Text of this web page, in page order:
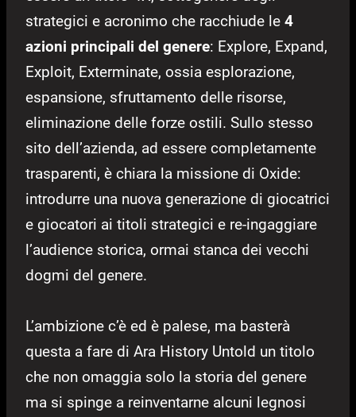
strategici e acronimo che racchiude le 4
azioni principali del genere: Explore, Expand,
Exploit, Exterminate, ossia esplorazione,
espansione, sfruttamento delle risorse,
eliminazione delle forze ostili. Sullo stesso
sito dell’azienda, ad essere completamente
trasparenti, è chiara la missione di Oxide:
introdurre una nuova generazione di giocatrici
e giocatori ai titoli strategici e re-ingaggiare
l’audience storica, ormai stanca dei vecchi
dogmi del genere.
L’ambizione c’è ed è palese, ma basterà
questa a fare di Ara History Untold un titolo
che non omaggia solo la storia del genere
ma si spinge a reinventarne alcuni legnosi